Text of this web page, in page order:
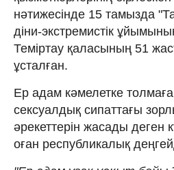
нәтижесінде 15 тамызда
діни-экстремистік
Теміртау қаласының 51
ұсталған.
Ер адам кәмелетке
сексуалдық сипаттағы
әрекеттерін жасады деген
оған республикалық